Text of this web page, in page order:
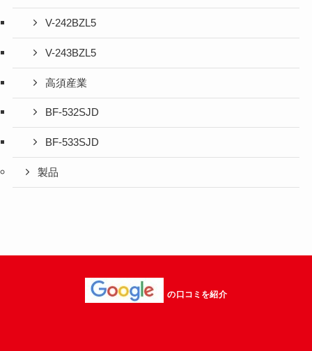
V-242BZL5
V-243BZL5
高須産業
BF-532SJD
BF-533SJD
製品
の口コミを紹介